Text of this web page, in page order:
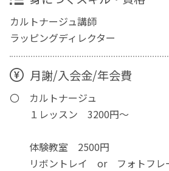
カルトナージュ講師
ラッピングディレクター
月謝/入会金/年会費
〇 カルトナージュ
１レッスン 3200円～
体験教室 2500円
リボントレイ or フォトフ